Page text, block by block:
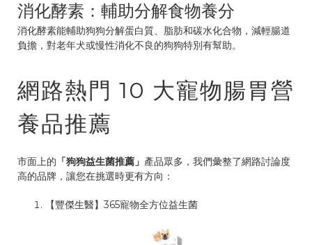
消化酵素：輔助分解食物養分
消化酵素能輔助狗狗分解蛋白質、脂肪和碳水化合物，減輕腸道
負擔，對老年犬或慢性消化不良的狗狗特別有幫助。
網路熱門 10 大寵物腸胃營
養品推薦
市面上的 「狗狗益生菌推薦」 產品眾多，我們彙整了網路討論度
高的品牌，讓您在挑選時更有方向：
【豐傑生醫】365寵物全方位益生菌